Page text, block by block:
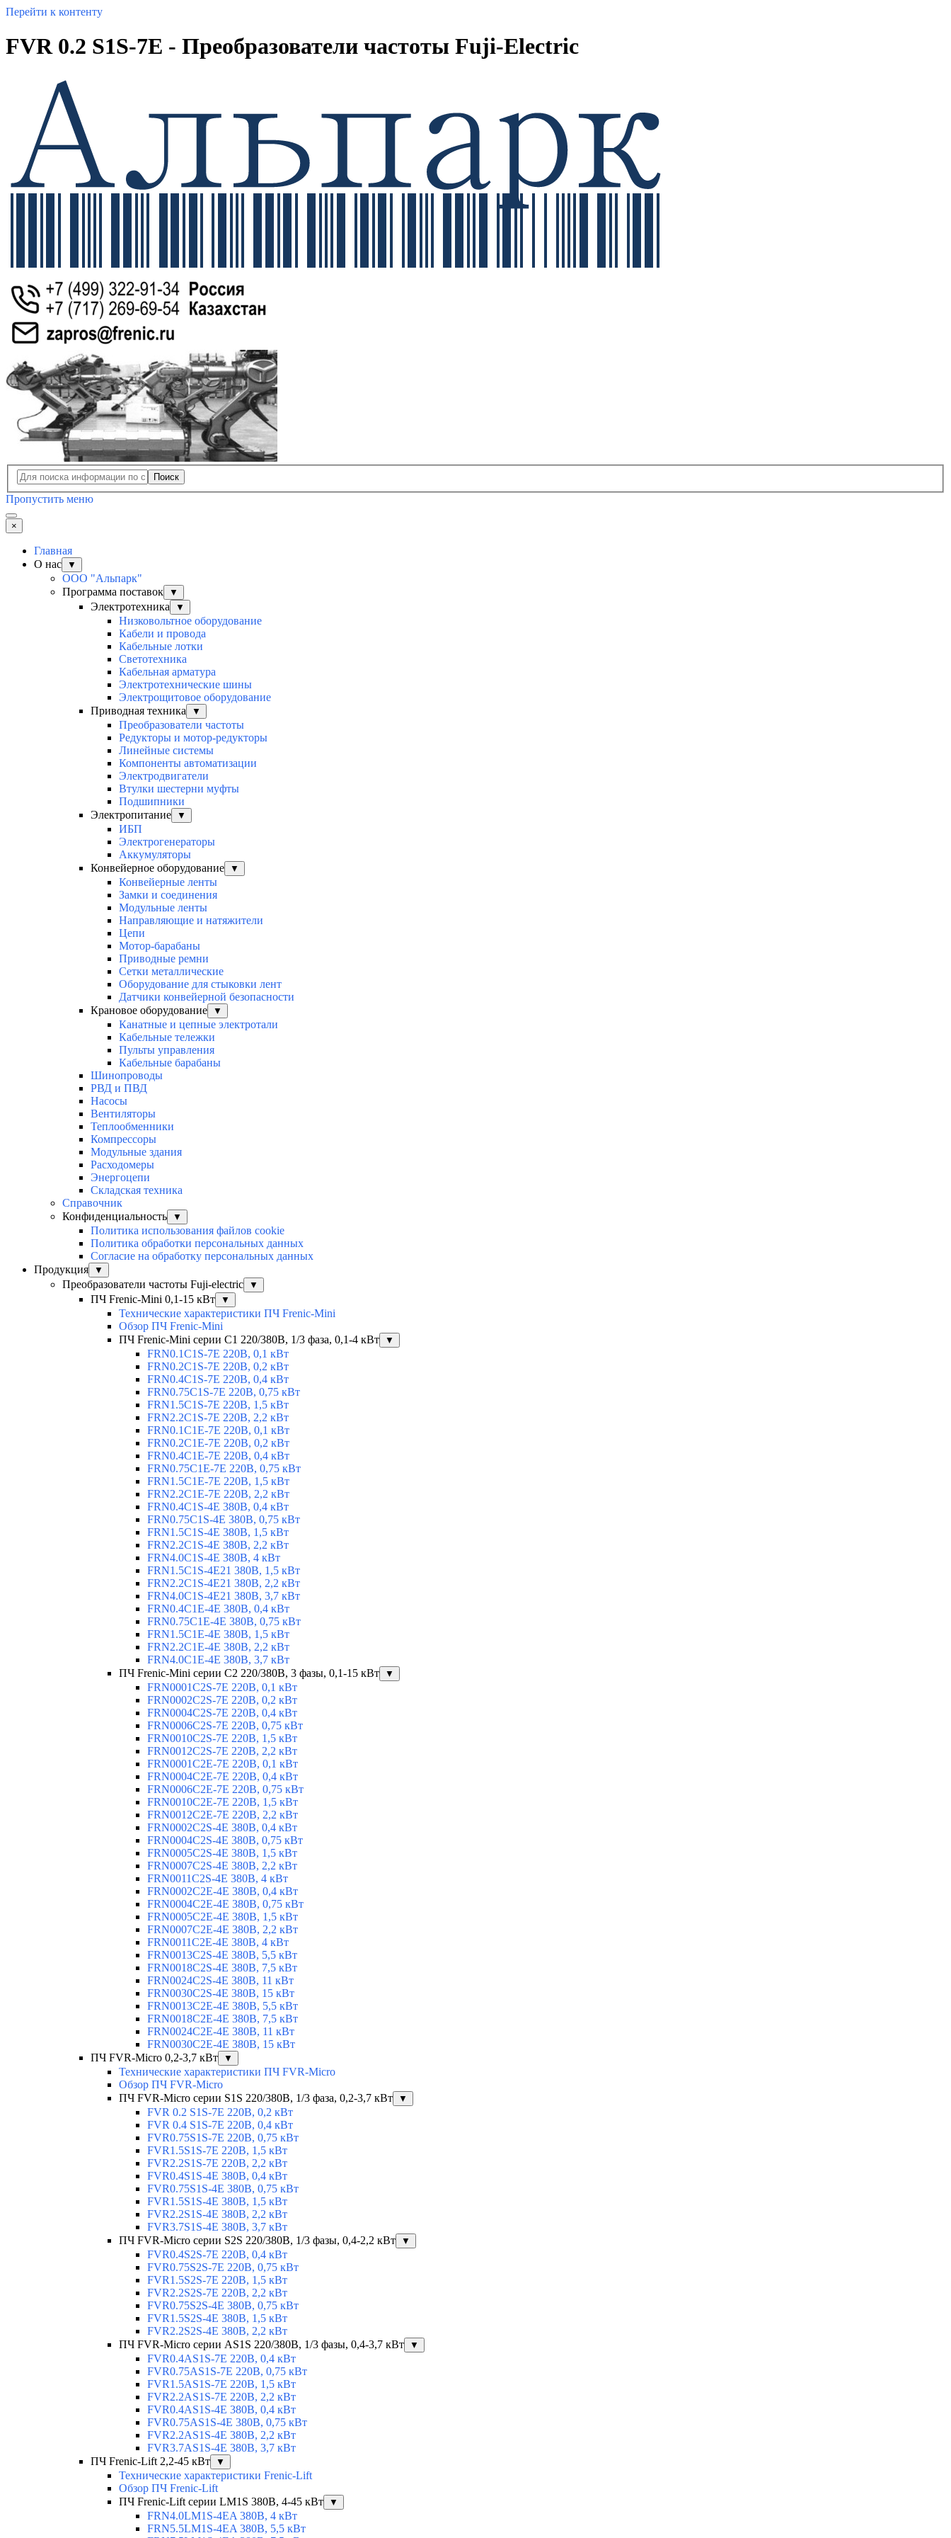
Перейти к контенту
FVR 0.2 S1S-7E - Преобразователи частоты Fuji-Electric
Поиск
Пропустить меню
×
Главная
О нас
▼
ООО "Альпарк"
Программа поставок
▼
Электротехника ▼
Низковольтное оборудование
Кабели и провода
Кабельные лотки
Светотехника
Кабельная арматура
Электротехнические шины
Электрощитовое оборудование
Приводная техника
▼
Преобразователи частоты
Редукторы и мотор-редукторы
Линейные системы
Компоненты автоматизации
Электродвигатели
Втулки шестерни муфты
Подшипники
Электропитание
▼
ИБП
Электрогенераторы
Аккумуляторы
Конвейерное оборудование
▼
Конвейерные ленты
Замки и соединения
Модульные ленты
Направляющие и натяжители
Цепи
Мотор-барабаны
Приводные ремни
Сетки металлические
Оборудование для стыковки лент
Датчики конвейерной безопасности
Крановое оборудование
▼
Канатные и цепные электротали
Кабельные тележки
Пульты управления
Кабельные барабаны
Шинопроводы
РВД и ПВД
Насосы
Вентиляторы
Теплообменники
Компрессоры
Модульные здания
Расходомеры
Энергоцепи
Складская техника
Справочник
Конфиденциальность
▼
Политика использования файлов cookie
Политика обработки персональных данных
Согласие на обработку персональных данных
Продукция
▼
Преобразователи частоты Fuji-electric ▼
ПЧ Frenic-Mini 0,1-15 кВт ▼
Технические характеристики ПЧ Frenic-Mini
Обзор ПЧ Frenic-Mini
ПЧ Frenic-Mini серии C1 220/380В, 1/3 фаза, 0,1-4 кВт
▼
FRN0.1C1S-7E 220В, 0,1 кВт
FRN0.2C1S-7E 220В, 0,2 кВт
FRN0.4C1S-7E 220В, 0,4 кВт
FRN0.75C1S-7E 220В, 0,75 кВт
FRN1.5C1S-7E 220В, 1,5 кВт
FRN2.2C1S-7E 220В, 2,2 кВт
FRN0.1C1E-7E 220В, 0,1 кВт
FRN0.2C1E-7E 220В, 0,2 кВт
FRN0.4C1E-7E 220В, 0,4 кВт
FRN0.75C1E-7E 220В, 0,75 кВт
FRN1.5C1E-7E 220В, 1,5 кВт
FRN2.2C1E-7E 220В, 2,2 кВт
FRN0.4C1S-4E 380В, 0,4 кВт
FRN0.75C1S-4E 380В, 0,75 кВт
FRN1.5C1S-4E 380В, 1,5 кВт
FRN2.2C1S-4E 380В, 2,2 кВт
FRN4.0C1S-4E 380В, 4 кВт
FRN1.5C1S-4E21 380В, 1,5 кВт
FRN2.2C1S-4E21 380В, 2,2 кВт
FRN4.0C1S-4E21 380В, 3,7 кВт
FRN0.4C1E-4E 380В, 0,4 кВт
FRN0.75C1E-4E 380В, 0,75 кВт
FRN1.5C1E-4E 380В, 1,5 кВт
FRN2.2C1E-4E 380В, 2,2 кВт
FRN4.0C1E-4E 380В, 3,7 кВт
ПЧ Frenic-Mini серии С2 220/380В, 3 фазы, 0,1-15 кВт
▼
FRN0001C2S-7E 220В, 0,1 кВт
FRN0002C2S-7E 220В, 0,2 кВт
FRN0004C2S-7E 220В, 0,4 кВт
FRN0006C2S-7E 220В, 0,75 кВт
FRN0010C2S-7E 220В, 1,5 кВт
FRN0012C2S-7E 220В, 2,2 кВт
FRN0001C2E-7E 220В, 0,1 кВт
FRN0004C2E-7E 220В, 0,4 кВт
FRN0006C2E-7E 220В, 0,75 кВт
FRN0010C2E-7E 220В, 1,5 кВт
FRN0012C2E-7E 220В, 2,2 кВт
FRN0002C2S-4E 380В, 0,4 кВт
FRN0004C2S-4E 380В, 0,75 кВт
FRN0005C2S-4E 380В, 1,5 кВт
FRN0007C2S-4E 380В, 2,2 кВт
FRN0011C2S-4E 380В, 4 кВт
FRN0002C2E-4E 380В, 0,4 кВт
FRN0004C2E-4E 380В, 0,75 кВт
FRN0005C2E-4E 380В, 1,5 кВт
FRN0007C2E-4E 380В, 2,2 кВт
FRN0011C2E-4E 380В, 4 кВт
FRN0013C2S-4E 380В, 5,5 кВт
FRN0018C2S-4E 380В, 7,5 кВт
FRN0024C2S-4E 380В, 11 кВт
FRN0030C2S-4E 380В, 15 кВт
FRN0013C2E-4E 380В, 5,5 кВт
FRN0018C2E-4E 380В, 7,5 кВт
FRN0024C2E-4E 380В, 11 кВт
FRN0030C2E-4E 380В, 15 кВт
ПЧ FVR-Micro 0,2-3,7 кВт
▼
Технические характеристики ПЧ FVR-Micro
Обзор ПЧ FVR-Micro
ПЧ FVR-Micro серии S1S 220/380В, 1/3 фаза, 0,2-3,7 кВт
▼
FVR 0.2 S1S-7E 220В, 0,2 кВт
FVR 0.4 S1S-7E 220В, 0,4 кВт
FVR0.75S1S-7E 220В, 0,75 кВт
FVR1.5S1S-7E 220В, 1,5 кВт
FVR2.2S1S-7E 220В, 2,2 кВт
FVR0.4S1S-4E 380В, 0,4 кВт
FVR0.75S1S-4E 380В, 0,75 кВт
FVR1.5S1S-4E 380В, 1,5 кВт
FVR2.2S1S-4E 380В, 2,2 кВт
FVR3.7S1S-4E 380В, 3,7 кВт
ПЧ FVR-Micro серии S2S 220/380В, 1/3 фазы, 0,4-2,2 кВт
▼
FVR0.4S2S-7E 220В, 0,4 кВт
FVR0.75S2S-7E 220В, 0,75 кВт
FVR1.5S2S-7E 220В, 1,5 кВт
FVR2.2S2S-7E 220В, 2,2 кВт
FVR0.75S2S-4E 380В, 0,75 кВт
FVR1.5S2S-4E 380В, 1,5 кВт
FVR2.2S2S-4E 380В, 2,2 кВт
ПЧ FVR-Micro серии AS1S 220/380В, 1/3 фазы, 0,4-3,7 кВт
▼
FVR0.4AS1S-7E 220В, 0,4 кВт
FVR0.75AS1S-7E 220В, 0,75 кВт
FVR1.5AS1S-7E 220В, 1,5 кВт
FVR2.2AS1S-7E 220В, 2,2 кВт
FVR0.4AS1S-4E 380В, 0,4 кВт
FVR0.75AS1S-4E 380В, 0,75 кВт
FVR2.2AS1S-4E 380В, 2,2 кВт
FVR3.7AS1S-4E 380В, 3,7 кВт
ПЧ Frenic-Lift 2,2-45 кВт
▼
Технические характеристики Frenic-Lift
Обзор ПЧ Frenic-Lift
ПЧ Frenic-Lift серии LM1S 380В, 4-45 кВт
▼
FRN4.0LM1S-4EA 380В, 4 кВт
FRN5.5LM1S-4EA 380В, 5,5 кВт